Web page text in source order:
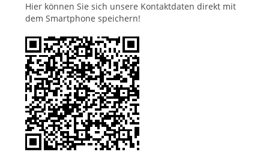
Hier können Sie sich unsere Kontaktdaten direkt mit
dem Smartphone speichern!